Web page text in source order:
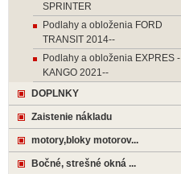
SPRINTER
Podlahy a obloženia FORD
TRANSIT 2014--
Podlahy a obloženia EXPRES -
KANGO 2021--
DOPLNKY
Zaistenie nákladu
motory,bloky motorov...
Bočné, strešné okná ...